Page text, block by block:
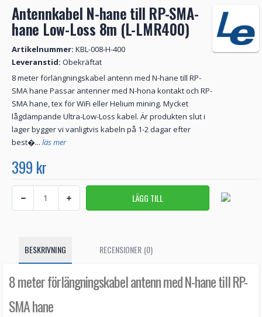
Antennkabel N-hane till RP-SMA-
hane Low-Loss 8m (L-LMR400)
Artikelnummer: KBL-008-H-400
Leveranstid: Obekräftat
8 meter förlängningskabel antenn med N-hane till RP-
SMA hane Passar antenner med N-hona kontakt och RP-
SMA hane, tex för WiFi eller Helium mining. Mycket
lågdämpande Ultra-Low-Loss kabel. Är produkten slut i
lager bygger vi vanligtvis kabeln på 1-2 dagar efter
best�... läs mer
399 kr
BESKRIVNING RECENSIONER (0)
8 meter förlängningskabel antenn med N-hane till RP-
SMA hane